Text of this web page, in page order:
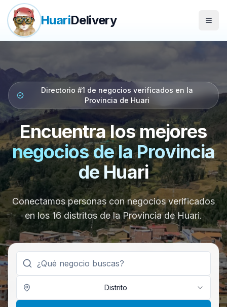
HuariDelivery Abrir
Directorio #1 de negocios verificados en la
Provincia de Huari
Encuentra los mejores
negocios de la Provincia
de Huari
Conectamos personas con negocios verificados
en los 16 distritos de la Provincia de Huari.
Distrito